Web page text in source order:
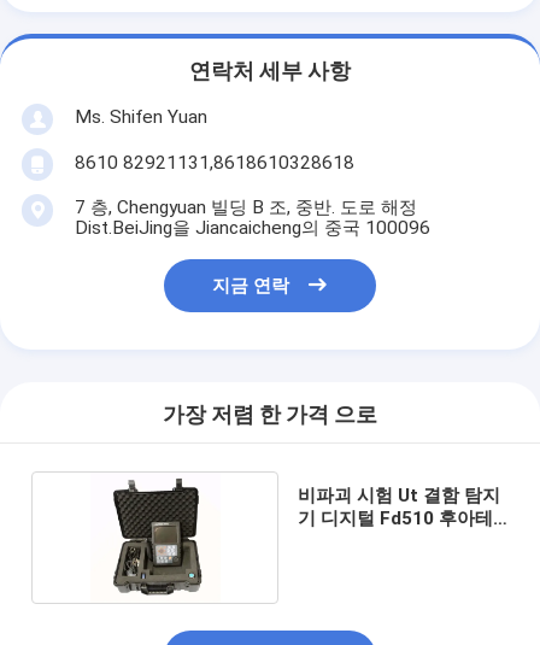
연락처 세부 사항
Ms. Shifen Yuan
8610 82921131,8618610328618
7 층, Chengyuan 빌딩 B 조, 중반. 도로 해정
Dist.BeiJing을 Jiancaicheng의 중국 100096
지금 연락
가장 저렴 한 가격 으로
비파괴 시험 Ut 결함 탐지
기 디지털 Fd510 후아테